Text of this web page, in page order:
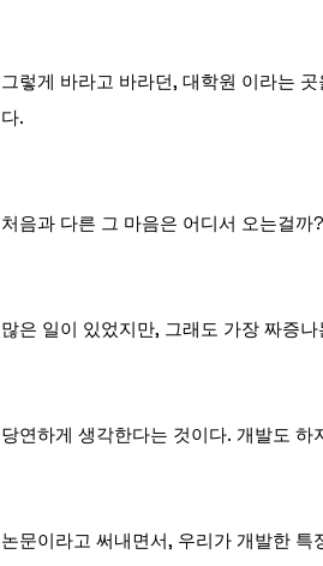
그렇게 바라고 바라던, 대학원 이라는
다.
처음과 다른 그 마음은 어디서 오는걸까
많은 일이 있었지만, 그래도 가장 짜증
당연하게 생각한다는 것이다. 개발도
논문이라고 써내면서, 우리가 개발한